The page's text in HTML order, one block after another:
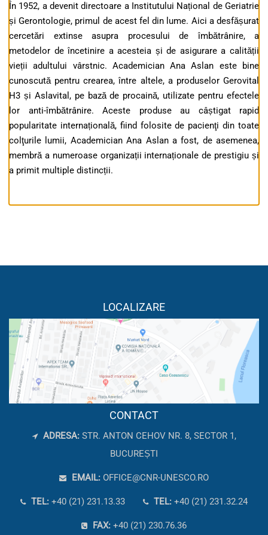
În 1952, a devenit directoare a Institutului Național de Geriatrie
și Gerontologie, primul de acest fel din lume. Aici a desfășurat
cercetări extinse asupra procesului de îmbătrânire, a
metodelor de încetinire a acesteia și de asigurare a calității
vieții adultului vârstnic. Academician Ana Aslan este bine
cunoscută pentru crearea, între altele, a produselor Gerovital
H3 și Aslavital, pe bază de procaină, utilizate pentru efectele
lor anti-îmbătrânire. Aceste produse au câștigat rapid
popularitate internațională, fiind folosite de pacienţi din toate
colţurile lumii, Academician Ana Aslan a fost, de asemenea,
membră a numeroase organizații internaționale de prestigiu și
a primit multiple distincții.
LOCALIZARE
CONTACT
ADRESA: STR. ANTON CEHOV NR. 8, SECTOR 1,
BUCUREȘTI
EMAIL: OFFICE@CNR-UNESCO.RO
TEL: +40 (21) 231.13.33 TEL: +40 (21) 231.32.24
FAX: +40 (21) 230.76.36